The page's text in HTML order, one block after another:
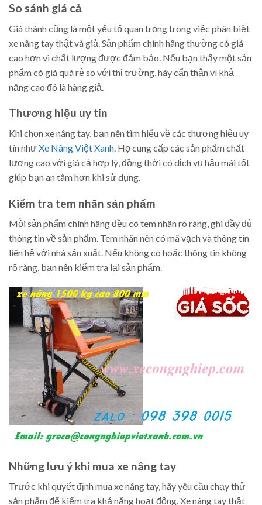
So sánh giá cả
Giá thành cũng là một yếu tố quan trọng trong việc phân biệt
xe nâng tay thật và giả. Sản phẩm chính hãng thường có giá
cao hơn vì chất lượng được đảm bảo. Nếu bạn thấy một sản
phẩm có giá quá rẻ so với thị trường, hãy cẩn thận vì khả
năng cao đó là hàng giả.
Thương hiệu uy tín
Khi chọn xe nâng tay, bạn nên tìm hiểu về các thương hiệu uy
tín nhưXe Nâng Việt Xanh. Họ cung cấp các sản phẩm chất
lượng cao với giá cả hợp lý, đồng thời có dịch vụ hậu mãi tốt
giúp bạn an tâm hơn khi sử dụng.
Kiểm tra tem nhãn sản phẩm
Mỗi sản phẩm chính hãng đều có tem nhãn rõ ràng, ghi đầy đủ
thông tin về sản phẩm. Tem nhãn nên có mã vạch và thông tin
liên hệ với nhà sản xuất. Nếu không có hoặc thông tin không
rõ ràng, bạn nên kiểm tra lại sản phẩm.
Những lưu ý khi mua xe nâng tay
Trước khi quyết định mua xe nâng tay, hãy yêu cầu chạy thử
sản phẩm để kiểm tra khả năng hoạt động. Xe nâng tay thật